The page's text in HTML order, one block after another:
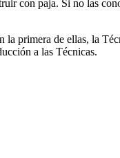
con paja. Si no las
primera de ellas, la
a las Técnicas.